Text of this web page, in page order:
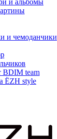
и альбомы
и чемоданчики
BDIM team
ЁZH style